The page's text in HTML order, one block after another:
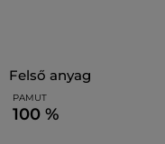
felső anyag
PAMUT
100 %